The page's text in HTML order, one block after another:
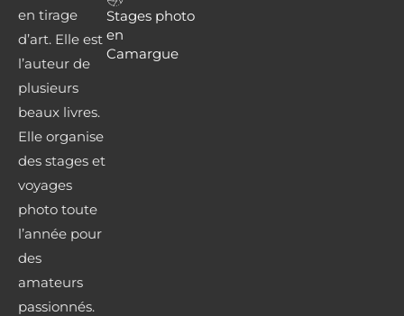
en tirage
d’art. Elle est
l’auteur de
plusieurs
beaux livres.
Elle organise
des stages et
voyages
photo toute
l’année pour
des
amateurs
passionnés.
Stages photo
en
Camargue